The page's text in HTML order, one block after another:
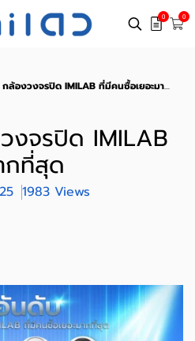
0 0
องวงจรปิด IMILAB ที่มีคนซื้อเยอะมากที่สุด
จรปิด IMILAB
กที่สุด
1983 Views